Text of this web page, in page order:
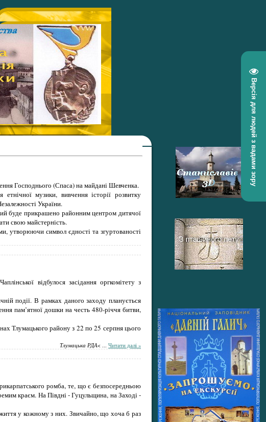
Версія для людей з вадами зору
Господнього (Спаса) на майдані Шевченка.
музики, вивчення історії розвитку
України.
буде прикрашено районним центром дитячої
свою майстерність.
утворюючи символ єдності та згуртованості
відбулося засідання оргкомітету з
події. В рамках даного заходу планується
пам’ятної дошки на честь 480-річчя битви,
Тлумацького району з 22 по 25 серпня цього
Тлумацька РДА< ... Читати далі »
ромба, те, що є безпосередньою
краєм. На Півдні - Гуцульщина, на Заході -
життя у кожному з них. Звичайно, що хоча б раз